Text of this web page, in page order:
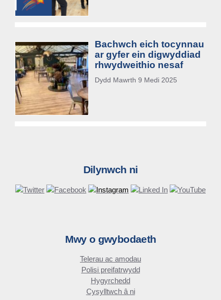
Bachwch eich tocynnau
ar gyfer ein digwyddiad
rhwydweithio nesaf
Dydd Mawrth 9 Medi 2025
Dilynwch ni
Mwy o gwybodaeth
Telerau ac amodau
Polisi preifatrwydd
Hygyrchedd
Cysylltwch â ni